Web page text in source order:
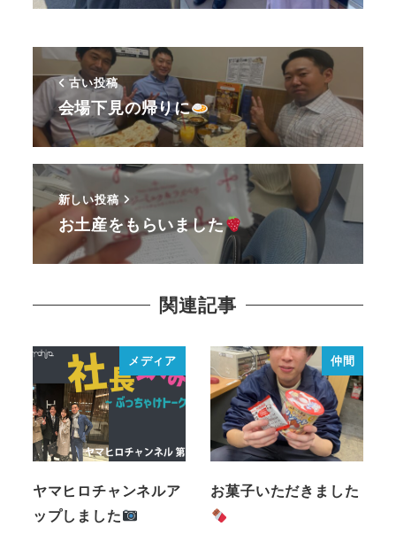
古い投稿
会場下見の帰りに
新しい投稿
お土産をもらいました
関連記事
メディア
ヤマヒロチャンネルア
ップしました
仲間
お菓子いただきました